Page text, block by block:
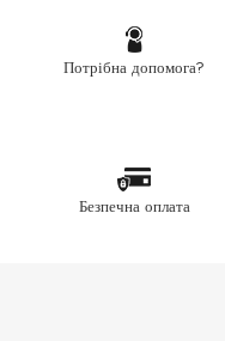
Потрібна допомога?
Безпечна оплата